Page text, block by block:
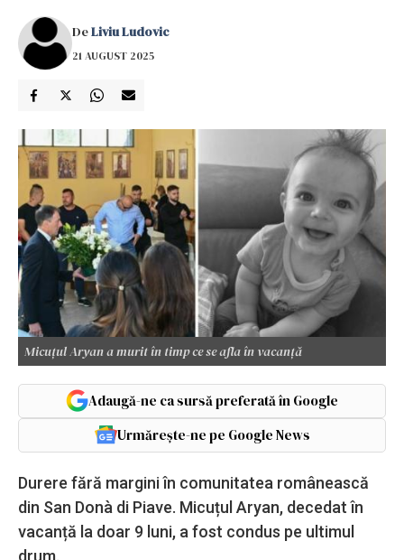
DeLiviu Ludovic
21 AUGUST 2025
Micuțul Aryan a murit în timp ce se afla în vacanță
Adaugă-ne ca sursă preferată în Google
Urmărește-ne pe Google News
Durere fără margini în comunitatea românească
din San Donà di Piave. Micuțul Aryan, decedat în
vacanță la doar 9 luni, a fost condus pe ultimul
drum.